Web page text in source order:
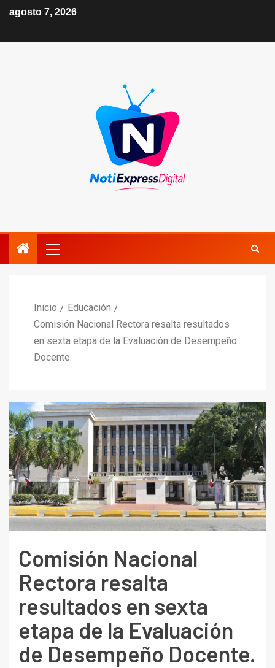
agosto 7, 2026
Inicio
Educación
Comisión Nacional Rectora resalta resultados
en sexta etapa de la Evaluación de Desempeño
Docente.
Comisión Nacional
Rectora resalta
resultados en sexta
etapa de la Evaluación
de Desempeño Docente.